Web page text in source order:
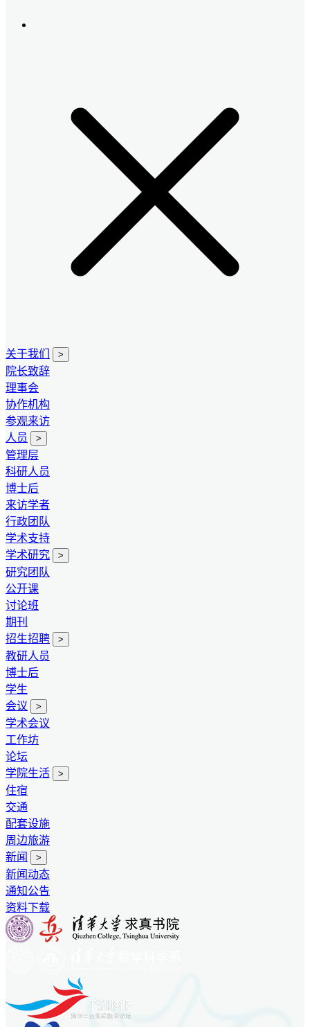
关于我们 >
院长致辞
理事会
协作机构
参观来访
人员
>
管理层
科研人员
博士后
来访学者
行政团队
学术支持
学术研究
>
研究团队
公开课
讨论班
期刊
招生招聘
>
教研人员
博士后
学生
会议
>
学术会议
工作坊
论坛
学院生活
>
住宿
交通
配套设施
周边旅游
新闻
>
新闻动态
通知公告
资料下载